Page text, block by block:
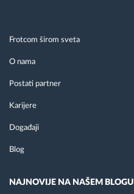
Frotcom širom sveta
O nama
Postati partner
Karijere
Događaji
Blog
NAJNOVIJE NA NAŠEM BLOGU